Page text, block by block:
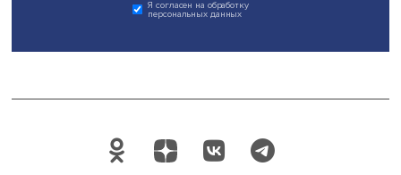
близким, взаимно защищать друг друга от цифровых
и угроз», — подытожила Кристина Чашникова.